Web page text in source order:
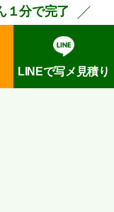
１分で完了
LINEで写メ見積り